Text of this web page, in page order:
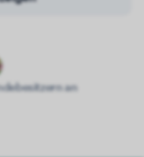
an